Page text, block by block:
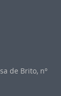
de Brito, nº